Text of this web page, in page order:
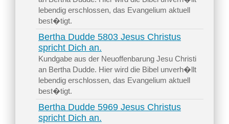
lebendig erschlossen, das Evangelium aktuell
best�tigt.
Bertha Dudde 5803 Jesus Christus
spricht Dich an.
Kundgabe aus der Neuoffenbarung Jesu Christi
an Bertha Dudde. Hier wird die Bibel unverh�llt
lebendig erschlossen, das Evangelium aktuell
best�tigt.
Bertha Dudde 5969 Jesus Christus
spricht Dich an.